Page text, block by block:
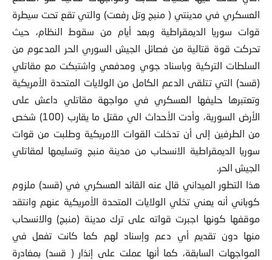
العسكري في مدينتي ( منبج وتل رفعت) والتي تقع تحت سيطرة
قوات سوريا الديمقراطية وبعد أيام من سقوط النظام، حيث
تحركت قوة قتالية من فصائل الجيش السوري الحر المدعوم من
السلطات التركية وباسناد جوي ومدفعي واشتبكت مع مقاتلي
(قسد) التي تتلقى الدعم الكامل من الولايات المتحدة الأمريكية
وتعتبرها حليفها العسكري في مواجهة مقاتلي داعش على
الأرض السورية، وأدت الأحداث الي مقتل ما يقارب (100) شخص
من الطرفين إلى أن تدخلت القوات الامريكية وطلبت من قوات
سوريا الديمقراطية الانسحاب من مدينة منبج وتسليمها لمقاتلي
الجيش الحر.
هذا التطور الميداني قال عنه القائد العسكري في (قسد) ملزوم
كوباني أنه يعني تخلي الولايات المتحدة الأمريكية عنهم وانتقد
موقفها كونها اجبرت قواته على ترك مدينة (منبج) والانسحاب
منها دون تقديم أي دعم وإسناد لهم كما كانت تفعل في
المواجهات السابقة، كما أنها عملت على إنذار ( قسد) بمغادرة